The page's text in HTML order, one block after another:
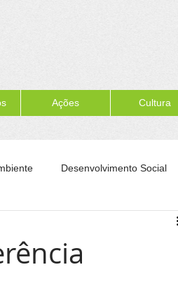
Ações Cultura
Desenvolvimento Social
Memória Itacaré